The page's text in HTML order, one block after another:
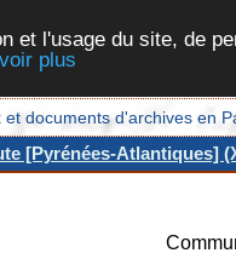
et l'usage du site, de
plus
documents d'archives en
[Pyrénées-Atlantiques]